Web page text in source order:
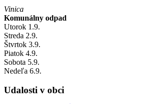
Vinica
Komunálny odpad
Utorok 1 .9.
Streda 2.9.
Štvrtok 3.9.
Piatok 4.9.
Sobota 5.9.
Nedeľa 6.9.
Udalosti v obci